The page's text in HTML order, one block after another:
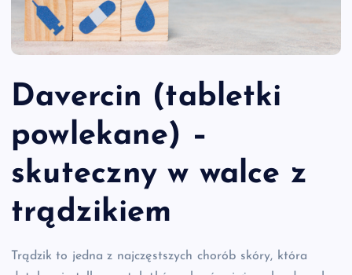
Davercin (tabletki
powlekane) –
skuteczny w walce z
trądzikiem
Trądzik to jedna z najczęstszych chorób skóry, która